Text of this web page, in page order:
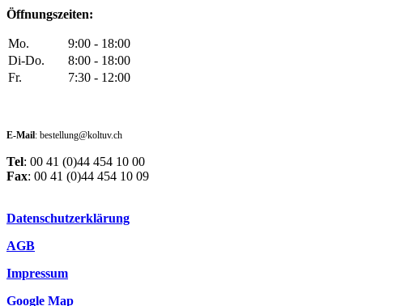
Öffnungszeiten:
Mo.
9:00 - 18:00
Di-Do.
8:00 - 18:00
Fr.
7:30 - 12:00
E-Mail: bestellung@koltuv.ch
Tel: 00 41 (0)44 454 10 00
Fax: 00 41 (0)44 454 10 09
Datenschutzerklärung
AGB
Impressum
Google Map